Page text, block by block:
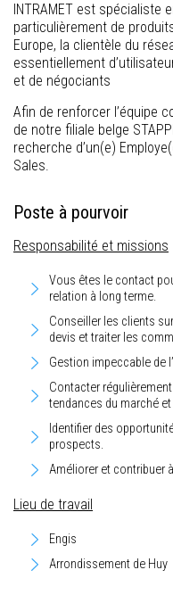
INTRAMET est spécialiste
particulièrement de
Europe, la clientèle du
essentiellement
et de négociants
Afin de renforcer l’équipe
de notre filiale belge
recherche d’un(e)
Sales.
Poste à pourvoir
Responsabilité et missions
Vous êtes le contact
relation à long terme.
Conseiller les clients
devis et traiter les
Gestion impeccable de
Contacter
tendances du marché
Identifier des
prospects.
Améliorer et contribuer
Lieu de travail
Engis
Arrondissement de Huy